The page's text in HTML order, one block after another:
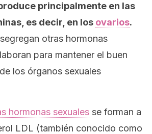
principalmente en las
es decir, en los ovarios.
otras hormonas
para mantener el buen
los órganos sexuales
hormonas sexuales se forman a
LDL (también conocido como